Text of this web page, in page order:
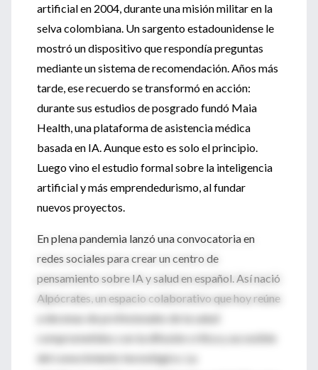
artificial en 2004, durante una misión militar en la
selva colombiana. Un sargento estadounidense le
mostró un dispositivo que respondía preguntas
mediante un sistema de recomendación. Años más
tarde, ese recuerdo se transformó en acción:
durante sus estudios de posgrado fundó Maia
Health, una plataforma de asistencia médica
basada en IA. Aunque esto es solo el principio.
Luego vino el estudio formal sobre la inteligencia
artificial y más emprendedurismo, al fundar
nuevos proyectos.
En plena pandemia lanzó una convocatoria en
redes sociales para crear un centro de
pensamiento sobre IA y salud en español. Así nació
Alpócrates, un espacio colaborativo que hoy reúne
a decenas de profesionales de la salud
comprometidos con la difusión crítica y accesible
del conocimiento tecnológico. La